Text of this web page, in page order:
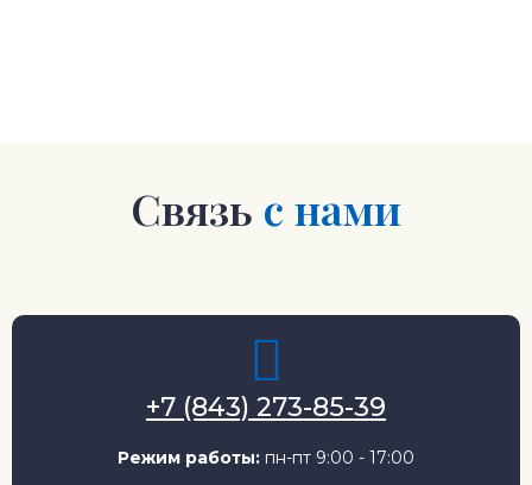
Связь с нами
+7 (843) 273-85-39
Режим работы: пн-пт 9:00 - 17:00